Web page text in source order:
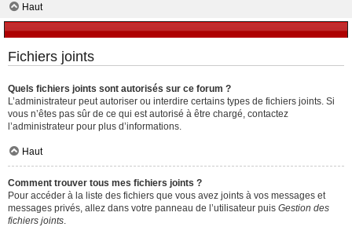
Haut
Fichiers joints
Quels fichiers joints sont autorisés sur ce forum ?
L’administrateur peut autoriser ou interdire certains types de fichiers joints. Si
vous n’êtes pas sûr de ce qui est autorisé à être chargé, contactez
l’administrateur pour plus d’informations.
Haut
Comment trouver tous mes fichiers joints ?
Pour accéder à la liste des fichiers que vous avez joints à vos messages et
messages privés, allez dans votre panneau de l’utilisateur puis Gestion des
fichiers joints